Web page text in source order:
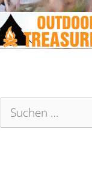
Suchen
nach: